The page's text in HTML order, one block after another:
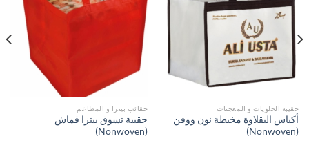
حقيبة الحلويات و المعجنات
أكياس البقلاوة مخيطة نون ووفن
(Nonwoven)
حقائب بيتزا و المطاعم
حقيبة تسوق بيتزا قماش
(Nonwoven)